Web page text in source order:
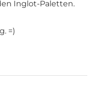
Inglot-Paletten.
=)